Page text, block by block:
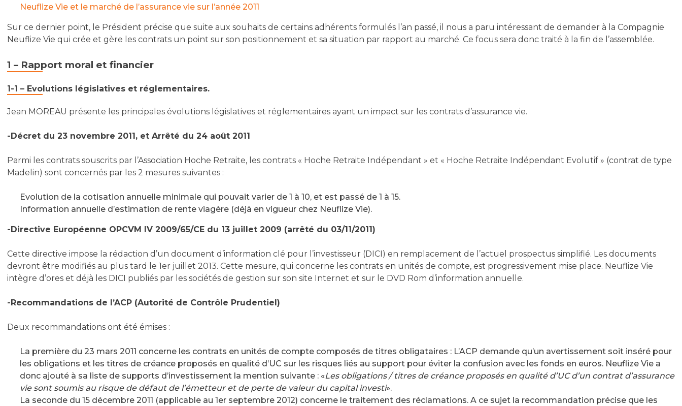
Neuflize Vie et le marché de l’assurance vie sur l’année 2011
Sur ce dernier point, le Président précise que suite aux souhaits de certains adhérents formulés l’an passé, il nous a paru intéressant de demander à la Compagnie
Neuflize Vie qui crée et gère les contrats un point sur son positionnement et sa situation par rapport au marché. Ce focus sera donc traité à la fin de l’assemblée.
1 – Rapport moral et financier
1-1 – Evolutions législatives et réglementaires.
Jean MOREAU présente les principales évolutions législatives et réglementaires ayant un impact sur les contrats d’assurance vie.
-Décret du 23 novembre 2011, et Arrêté du 24 août 2011
Parmi les contrats souscrits par l’Association Hoche Retraite, les contrats « Hoche Retraite Indépendant » et « Hoche Retraite Indépendant Evolutif » (contrat de type
Madelin) sont concernés par les 2 mesures suivantes :
Evolution de la cotisation annuelle minimale qui pouvait varier de 1 à 10, et est passé de 1 à 15.
Information annuelle d’estimation de rente viagère (déjà en vigueur chez Neuflize Vie).
-Directive Européenne OPCVM IV 2009/65/CE du 13 juillet 2009 (arrêté du 03/11/2011)
Cette directive impose la rédaction d’un document d’information clé pour l’investisseur (DICI) en remplacement de l’actuel prospectus simplifié. Les documents
devront être modifiés au plus tard le 1er juillet 2013. Cette mesure, qui concerne les contrats en unités de compte, est progressivement mise place. Neuflize Vie
intègre d’ores et déjà les DICI publiés par les sociétés de gestion sur son site Internet et sur le DVD Rom d’information annuelle.
-Recommandations de l’ACP (Autorité de Contrôle Prudentiel)
Deux recommandations ont été émises :
La première du 23 mars 2011 concerne les contrats en unités de compte composés de titres obligataires : L’ACP demande qu’un avertissement soit inséré pour
les obligations et les titres de créance proposés en qualité d’UC sur les risques liés au support pour éviter la confusion avec les fonds en euros. Neuflize Vie a
donc ajouté à sa liste de supports d’investissement la mention suivante : «Les obligations / titres de créance proposés en qualité d’UC d’un contrat d’assurance
vie sont soumis au risque de défaut de l’émetteur et de perte de valeur du capital investi».
La seconde du 15 décembre 2011 (applicable au 1er septembre 2012) concerne le traitement des réclamations. A ce sujet la recommandation précise que les